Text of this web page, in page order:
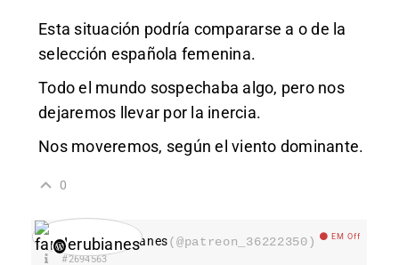
Esta situación podría compararse a o de la
selección española femenina.
Todo el mundo sospechaba algo, pero nos
dejaremos llevar por la inercia.
Nos moveremos, según el viento dominante.
0
fanderubianes(@patreon_36222350) EM Off
#2694563